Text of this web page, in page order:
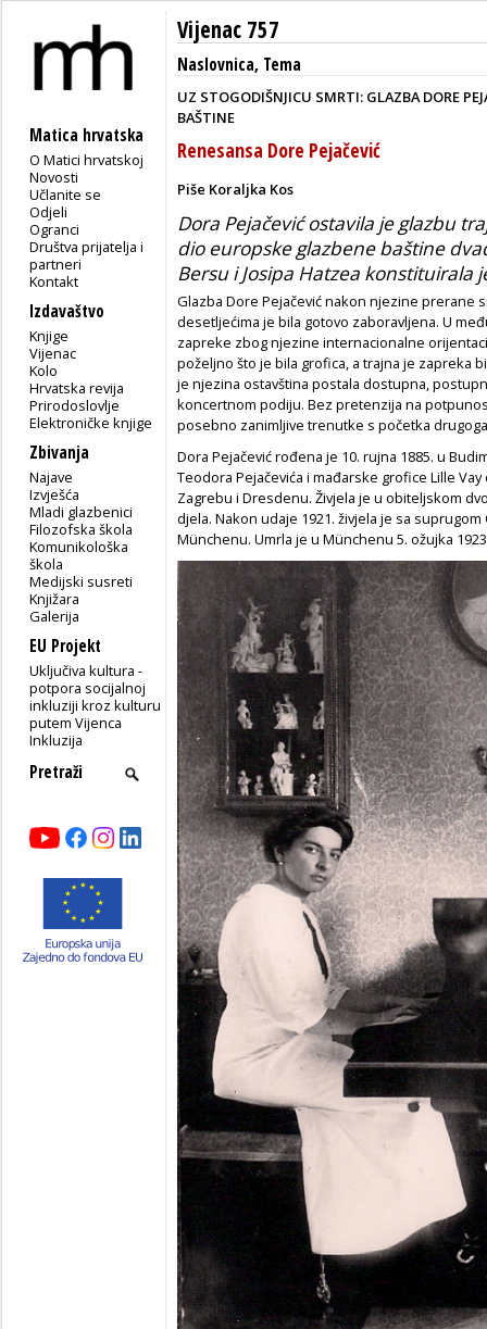
Matica hrvatska
O Matici hrvatskoj
Novosti
Učlanite se
Odjeli
Ogranci
Društva prijatelja i
partneri
Kontakt
Izdavaštvo
Knjige
Vijenac
Kolo
Hrvatska revija
Prirodoslovlje
Elektroničke knjige
Zbivanja
Najave
Izvješća
Mladi glazbenici
Filozofska škola
Komunikološka
škola
Medijski susreti
Knjižara
Galerija
EU Projekt
Uključiva kultura -
potpora socijalnoj
inkluziji kroz kulturu
putem Vijenca
Inkluzija
Vijenac 757
Naslovnica, Tema
UZ STOGODIŠNJICU SMRTI: GLAZBA DORE
BAŠTINE
Renesansa Dore Pejačević
Piše Koraljka Kos
Dora Pejačević ostavila je glazbu
dio europske glazbene baštine
Bersu i Josipa Hatzea
Glazba Dore Pejačević nakon njezine prerane
desetljećima je bila gotovo zaboravljena. U
zapreke zbog njezine internacionalne
poželjno što je bila grofica, a trajna je zapreka
je njezina ostavština postala dostupna,
koncertnom podiju. Bez pretenzija na
posebno zanimljive trenutke s početka
Dora Pejačević rođena je 10. rujna 1885. u
Teodora Pejačevića i mađarske grofice Lille
Zagrebu i Dresdenu. Živjela je u obiteljskom
djela. Nakon udaje 1921. živjela je sa
Münchenu. Umrla je u Münchenu 5. ožujka